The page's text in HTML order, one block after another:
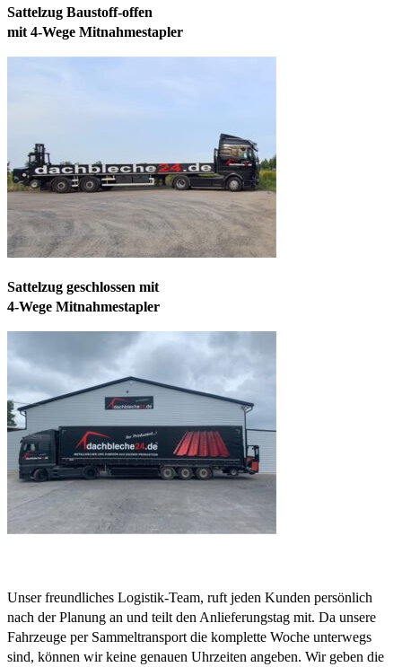
Sattelzug Baustoff-offen
mit 4-Wege Mitnahmestapler
Sattelzug geschlossen mit
4-Wege Mitnahmestapler
Unser freundliches Logistik-Team, ruft jeden Kunden persönlich
nach der Planung an und teilt den Anlieferungstag mit. Da unsere
Fahrzeuge per Sammeltransport die komplette Woche unterwegs
sind, können wir keine genauen Uhrzeiten angeben. Wir geben die